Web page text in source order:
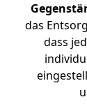
das
dass